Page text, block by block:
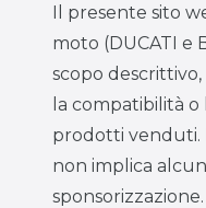
Il presente sito
moto (DUCATI e
scopo
la compatibilità
prodotti venduti.
non implica
sponsorizzazione.